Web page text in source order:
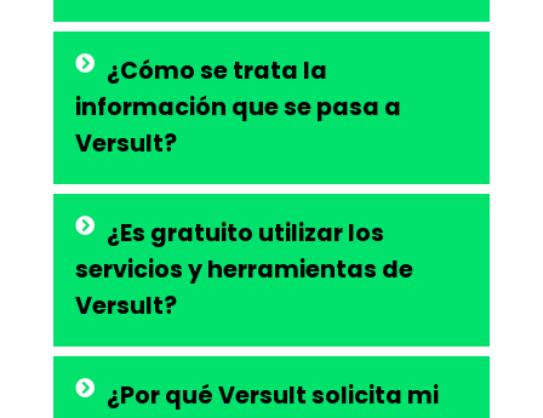
¿Cómo se trata la
información que se pasa a
Versult?
¿Es gratuito utilizar los
servicios y herramientas de
Versult?
¿Por qué Versult solicita mi